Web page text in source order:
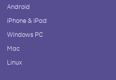
Android
iPhone & iPad
Windows PC
Mac
Linux